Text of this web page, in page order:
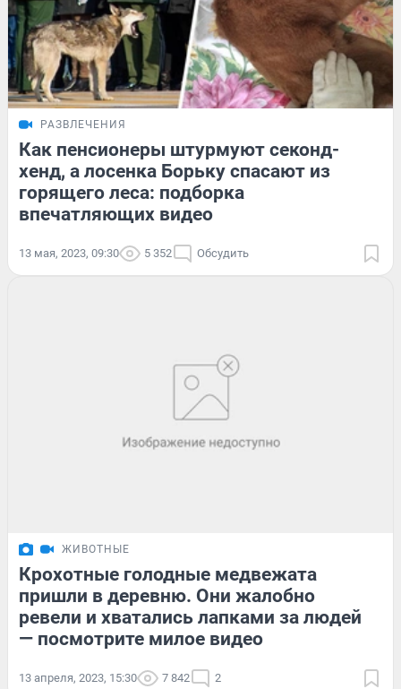
РАЗВЛЕЧЕНИЯ
Как пенсионеры штурмуют секонд-
хенд, а лосенка Борьку спасают из
горящего леса: подборка
впечатляющих видео
13 мая, 2023, 09:30 5 352 Обсудить
ЖИВОТНЫЕ
Крохотные голодные медвежата
пришли в деревню. Они жалобно
ревели и хватались лапками за людей
— посмотрите милое видео
13 апреля, 2023, 15:30 7 842 2